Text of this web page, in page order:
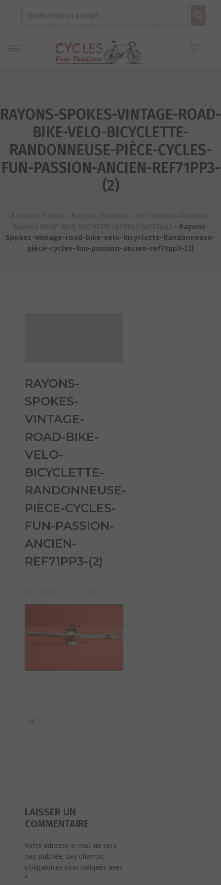
RAYONS-SPOKES-VINTAGE-ROAD-
BIKE-VELO-BICYCLETTE-
RANDONNEUSE-PIÈCE-CYCLES-
FUN-PASSION-ANCIEN-REF71PP3-
(2)
• • • •
• Rayons-
Spokes-vintage-road-bike-velo-bicyclette-Randonneuse-
pièce-cycles-fun-passion-ancien-ref71pp3-(2)
RAYONS-
SPOKES-
VINTAGE-
ROAD-BIKE-
VELO-
BICYCLETTE-
RANDONNEUSE-
PIÈCE-CYCLES-
FUN-PASSION-
ANCIEN-
REF71PP3-(2)
LAISSER UN
COMMENTAIRE
Votre adresse e-mail ne sera
pas publiée. Les champs
obligatoires sont indiqués avec
*